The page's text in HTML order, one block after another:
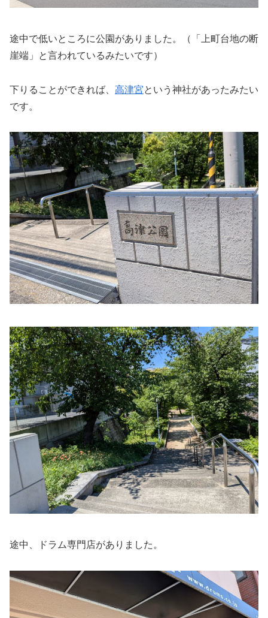
途中で低いところに公園がありました。（「上町台地の断
崖端」と言われているみたいです）
下りることができれば、 高津宮という神社があったみたい
です。
途中、ドラム専門店がありました。